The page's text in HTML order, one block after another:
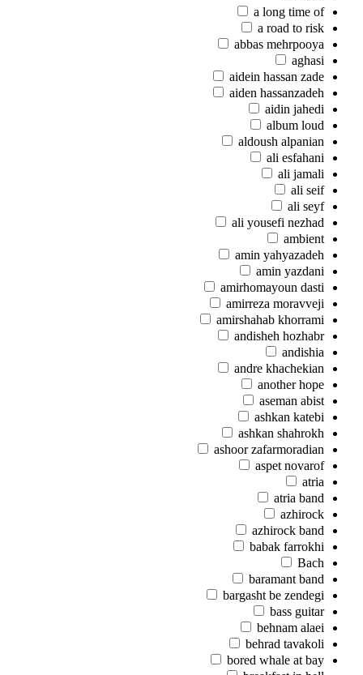
a long time of
a road to risk
abbas mehrpooya
aghasi
aidein hassan zade
aiden hassanzadeh
aidin jahedi
album loud
aldoush alpanian
ali esfahani
ali jamali
ali seif
ali seyf
ali yousefi nezhad
ambient
amin yahyazadeh
amin yazdani
amirhomayoun dasti
amirreza moravveji
amirshahab khorrami
andisheh hozhabr
andishia
andre khachekian
another hope
aseman abist
ashkan katebi
ashkan shahrokh
ashoor zafarmoradian
aspet novarof
atria
atria band
azhirock
azhirock band
babak farrokhi
Bach
baramant band
bargasht be zendegi
bass guitar
behnam alaei
behrad tavakoli
bored whale at bay